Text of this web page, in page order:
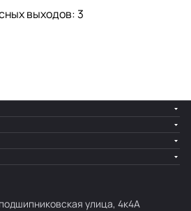
выходов: 3
улица, 4к4А